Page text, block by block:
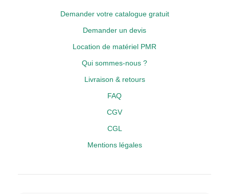
Demander votre catalogue gratuit
Demander un devis
Location de matériel PMR
Qui sommes-nous ?
Livraison & retours
FAQ
CGV
CGL
Mentions légales